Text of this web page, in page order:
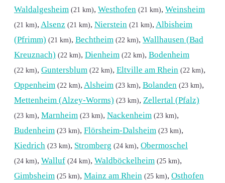
Waldalgesheim (21 km), Westhofen (21 km), Weinsheim
(21 km), Alsenz (21 km), Nierstein (21 km), Albisheim
(Pfrimm) (21 km), Bechtheim (22 km), Wallhausen (Bad
Kreuznach) (22 km), Dienheim (22 km), Bodenheim
(22 km), Guntersblum (22 km), Eltville am Rhein (22 km),
Oppenheim (22 km), Alsheim (23 km), Bolanden (23 km),
Mettenheim (Alzey-Worms) (23 km), Zellertal (Pfalz)
(23 km), Marnheim (23 km), Nackenheim (23 km),
Budenheim (23 km), Flörsheim-Dalsheim (23 km),
Kiedrich (23 km), Stromberg (24 km), Obermoschel
(24 km), Walluf (24 km), Waldböckelheim (25 km),
Gimbsheim (25 km), Mainz am Rhein (25 km), Osthofen